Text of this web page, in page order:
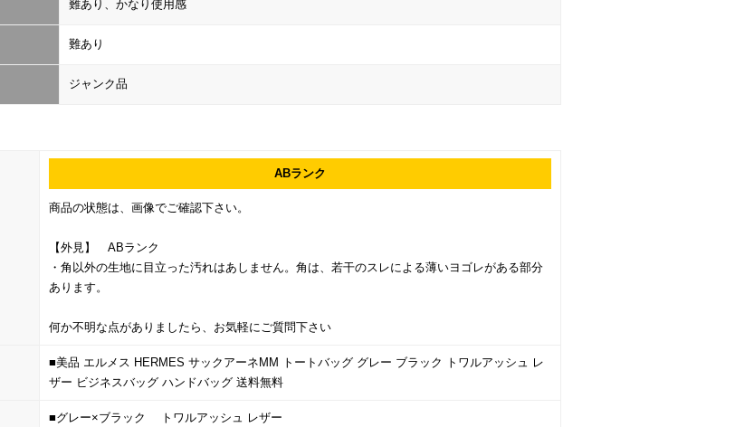
難あり、かなり使用感
難あり
ジャンク品
ABランク
商品の状態は、画像でご確認下さい。
【外見】 ABランク
・角以外の生地に目立った汚れはあしません。角は、若干のスレによる薄いヨゴレがある部分
あります。
何か不明な点がありましたら、お気軽にご質問下さい
■美品 エルメス HERMES サックアーネMM トートバッグ グレー ブラック トワルアッシュ レ
ザー ビジネスバッグ ハンドバッグ 送料無料
■グレー×ブラック トワルアッシュ レザー